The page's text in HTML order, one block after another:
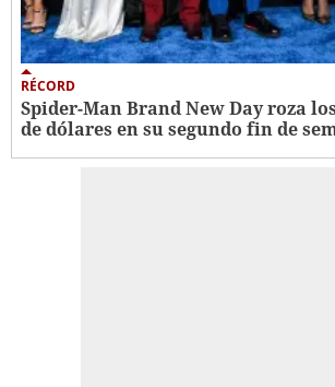
RÉCORD
Spider-Man Brand New Day roza
de dólares en su segundo fin de